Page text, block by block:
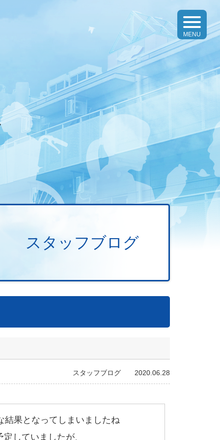
toggle
MENU
スタッフブログ
スタッフブログ 2020.06.28
結果となってしまいましたね
していましたが、